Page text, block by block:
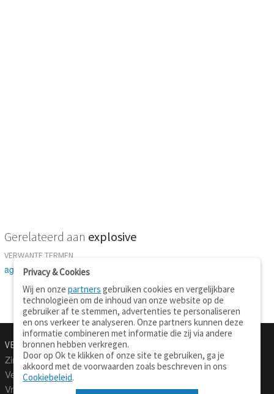
Gerelateerd aan explosive
VERWANTE TERMEN
agent
VERTALEN.NU
Zinnen vertalen
Verklarend woordenboek
Vraagbaak
Over deze site
Privacy
Privacy & Cookies
Wij en onzepartners gebruiken cookies en vergelijkbare
technologieën om de inhoud van onze website op de
gebruiker af te stemmen, advertenties te personaliseren
en ons verkeer te analyseren. Onze partners kunnen deze
informatie combineren met informatie die zij via andere
bronnen hebben verkregen.
Door op Ok te klikken of onze site te gebruiken, ga je
akkoord met de voorwaarden zoals beschreven in ons
Cookiebeleid.